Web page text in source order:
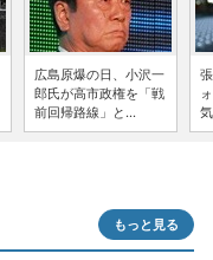
広島原爆の日、小沢一
郎氏が高市政権を「戦
前回帰路線」と...
もっと見る